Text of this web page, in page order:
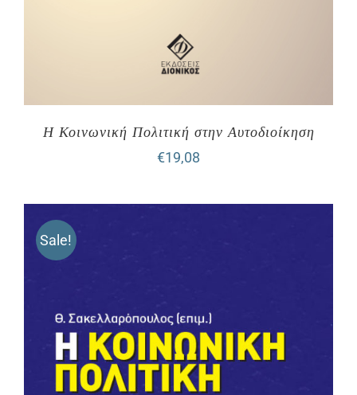
Η Κοινωνική Πολιτική στην Αυτοδιοίκηση
€19,08
Sale!